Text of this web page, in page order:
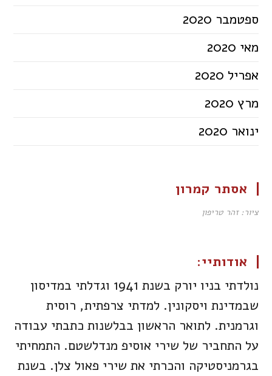
ספטמבר 2020
מאי 2020
אפריל 2020
מרץ 2020
ינואר 2020
אסתר קמרון
ציור: זהר טריפון
אודותיי:
נולדתי בניו יורק בשנת 1941 וגדלתי במדיסון
שבמדינת ויסקונין. למדתי צרפתית, רוסית
וגרמנית. לתואר הראשון בבלשנות כתבתי עבודה
על התחביר של שירי אוסיפ מנדלשטם. התמחיתי
בגרמניסטיקה והכרתי את שירי פאול צלן. בשנת